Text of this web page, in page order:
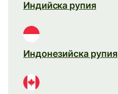
Индийска рупия
Индонезийска рупия